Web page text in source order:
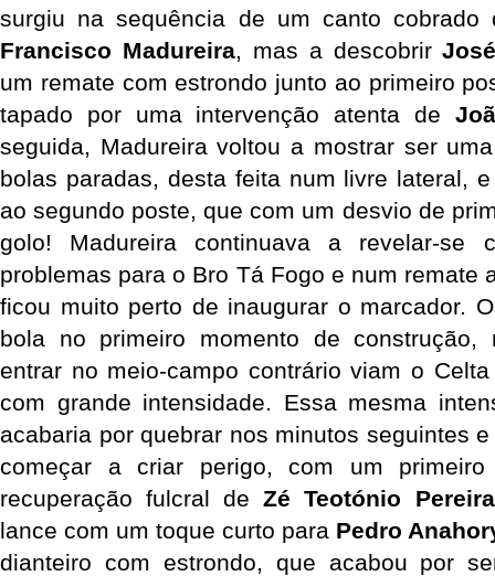
surgiu na sequência de um canto
Francisco Madureira, mas a descobrir
um remate com estrondo junto ao primeiro
tapado por uma intervenção atenta de
seguida, Madureira voltou a mostrar ser
bolas paradas, desta feita num livre lateral,
ao segundo poste, que com um desvio de
golo! Madureira continuava a revelar-se
problemas para o Bro Tá Fogo e num remate
ficou muito perto de inaugurar o marcador.
bola no primeiro momento de construção,
entrar no meio-campo contrário viam o
com grande intensidade. Essa mesma
acabaria por quebrar nos minutos seguintes
começar a criar perigo, com um
recuperação fulcral deZé Teotónio Pereira
lance com um toque curto para Pedro
dianteiro com estrondo, que acabou por